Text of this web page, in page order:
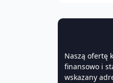
Naszą ofertę
finansowo i
wskazany